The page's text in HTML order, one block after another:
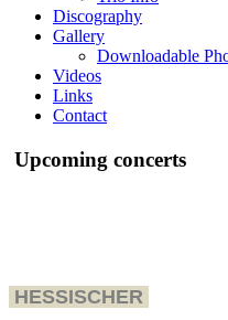
Discography
Gallery
Downloadable
Videos
Links
Contact
Upcoming concerts
HESSISCHER